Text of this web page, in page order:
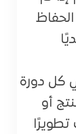
كل دورة
أو